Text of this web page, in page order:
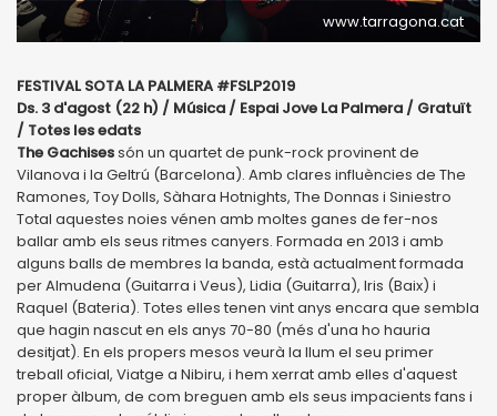
www.tarragona.cat
FESTIVAL SOTA LA PALMERA #FSLP2019
Ds. 3 d'agost (22 h) / Música / Espai Jove La Palmera / Gratuït
/ Totes les edats
The Gachisessón un quartet de punk-rock provinent de
Vilanova i la Geltrú (Barcelona). Amb clares influències de The
Ramones, Toy Dolls, Sàhara Hotnights, The Donnas i Siniestro
Total aquestes noies vénen amb moltes ganes de fer-nos
ballar amb els seus ritmes canyers. Formada en 2013 i amb
alguns balls de membres la banda, està actualment formada
per Almudena (Guitarra i Veus), Lidia (Guitarra), Iris (Baix) i
Raquel (Bateria). Totes elles tenen vint anys encara que sembla
que hagin nascut en els anys 70-80 (més d'una ho hauria
desitjat). En els propers mesos veurà la llum el seu primer
treball oficial, Viatge a Nibiru, i hem xerrat amb elles d'aquest
proper àlbum, de com breguen amb els seus impacients fans i